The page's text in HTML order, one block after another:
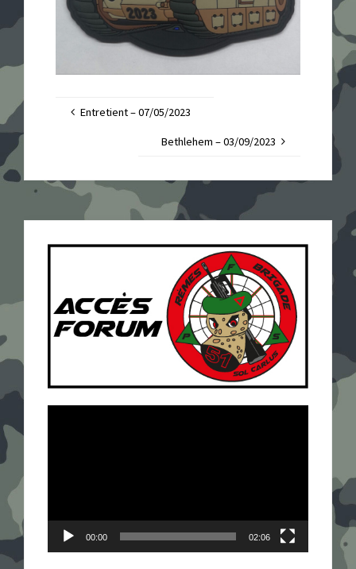
Entretient – 07/05/2023
Bethlehem – 03/09/2023
00:00 02:06